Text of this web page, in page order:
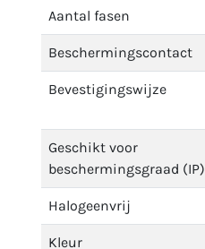
Aantal fasen
Beschermingscontact
Bevestigingswijze
Geschikt voor
beschermingsgraad (IP)
Halogeenvrij
Kleur